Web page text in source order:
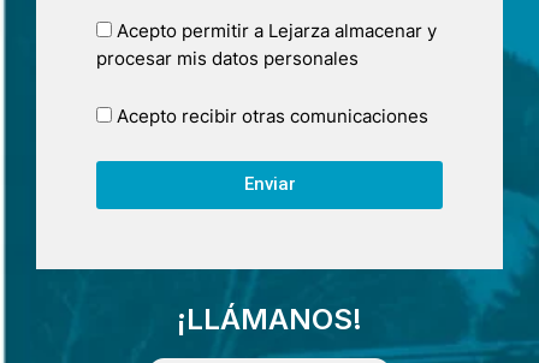
Acepto permitir a Lejarza almacenar y
procesar mis datos personales
Acepto recibir otras comunicaciones
Enviar
¡LLÁMANOS!